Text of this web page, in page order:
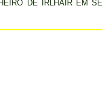
DE IRLHAIR EM SE